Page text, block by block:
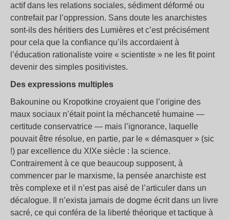
actif dans les relations sociales, sédiment déformé ou
contrefait par l’oppression. Sans doute les anarchistes
sont-ils des héritiers des Lumières et c’est précisément
pour cela que la confiance qu’ils accordaient à
l’éducation rationaliste voire « scientiste » ne les fit point
devenir des simples positivistes.
Des expressions multiples
Bakounine ou Kropotkine croyaient que l’origine des
maux sociaux n’était point la méchanceté humaine —
certitude conservatrice — mais l’ignorance, laquelle
pouvait être résolue, en partie, par le « démasquer » (sic
!) par excellence du XIXe siècle : la science.
Contrairement à ce que beaucoup supposent, à
commencer par le marxisme, la pensée anarchiste est
très complexe et il n’est pas aisé de l’articuler dans un
décalogue. Il n’exista jamais de dogme écrit dans un livre
sacré, ce qui conféra de la liberté théorique et tactique à